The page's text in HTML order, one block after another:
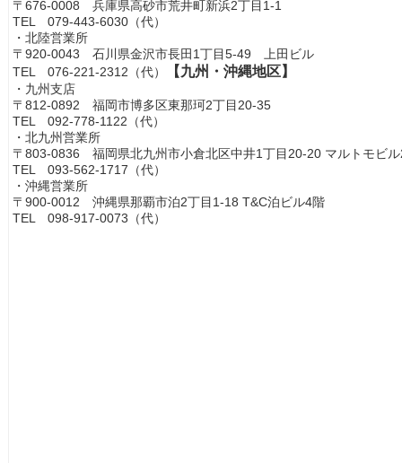
〒676-0008 兵庫県高砂市荒井町新浜2丁目1-1
TEL 079-443-6030（代）
・北陸営業所
〒920-0043 石川県金沢市長田1丁目5-49 上田ビル
TEL 076-221-2312（代）
【九州・沖縄地区】
・九州支店
〒812-0892 福岡市博多区東那珂2丁目20-35
TEL 092-778-1122（代）
・北九州営業所
〒803-0836 福岡県北九州市小倉北区中井1丁目20-20 マルトモビ
TEL 093-562-1717（代）
・沖縄営業所
〒900-0012 沖縄県那覇市泊2丁目1-18 T&C泊ビル4階
TEL 098-917-0073（代）